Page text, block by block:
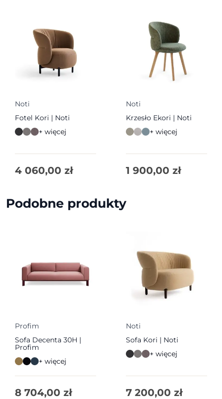
Noti
Fotel Kori | Noti
+ więcej
4 060,00 zł
Noti
Krzesło Ekori | Noti
+ więcej
1 900,00 zł
Podobne produkty
Profim
Sofa Decenta 30H |
Profim
+ więcej
8 704,00 zł
Noti
Sofa Kori | Noti
+ więcej
7 200,00 zł